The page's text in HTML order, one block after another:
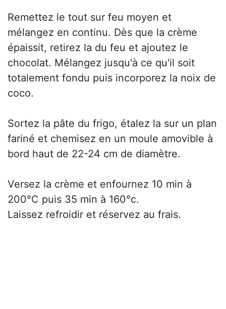
Remettez le tout sur feu moyen et
mélangez en continu. Dès que la crème
épaissit, retirez la du feu et ajoutez le
chocolat. Mélangez jusqu'à ce qu'il soit
totalement fondu puis incorporez la noix de
coco.
Sortez la pâte du frigo, étalez la sur un plan
fariné et chemisez en un moule amovible à
bord haut de 22-24 cm de diamètre.
Versez la crème et enfournez 10 min à
200°C puis 35 min à 160°c.
Laissez refroidir et réservez au frais.